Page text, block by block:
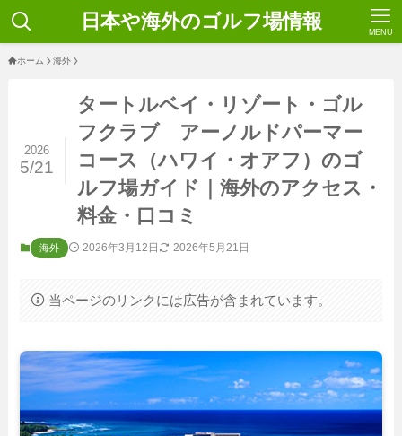
日本や海外のゴルフ場情報 MENU
ホーム 海外
タートルベイ・リゾート・ゴル
フクラブ アーノルドパーマー
コース（ハワイ・オアフ）のゴ
ルフ場ガイド｜海外のアクセス・
料金・口コミ
2026
5/21
海外 2026年3月12日 2026年5月21日
当ページのリンクには広告が含まれています。